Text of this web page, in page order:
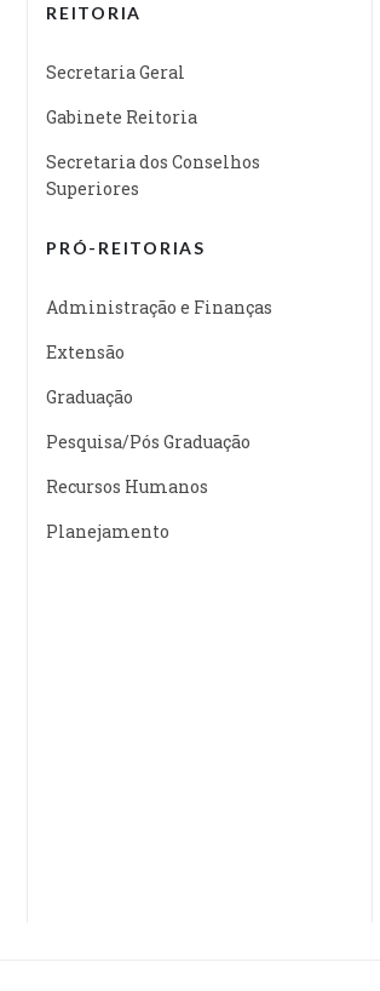
REITORIA
Secretaria Geral
Gabinete Reitoria
Secretaria dos Conselhos
Superiores
PRÓ-REITORIAS
Administração e Finanças
Extensão
Graduação
Pesquisa/Pós Graduação
Recursos Humanos
Planejamento